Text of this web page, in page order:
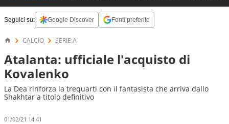
Seguici su: Google Discover Fonti preferite
CALCIO SERIE A
Atalanta: ufficiale l'acquisto di
Kovalenko
La Dea rinforza la trequarti con il fantasista che arriva dallo
Shakhtar a titolo definitivo
01/02/21 14:41